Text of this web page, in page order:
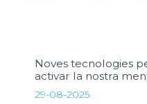
Noves tecnologies
activar la nostra
29-08-2025